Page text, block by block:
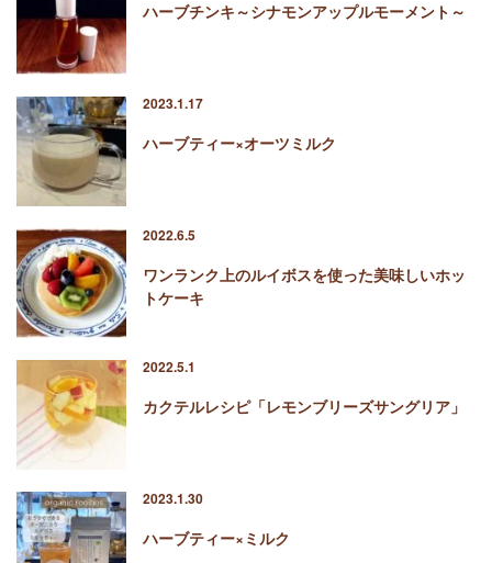
ハーブチンキ～シナモンアップルモーメント～
2023.1.17
ハーブティー×オーツミルク
2022.6.5
ワンランク上のルイボスを使った美味しいホッ
トケーキ
2022.5.1
カクテルレシピ「レモンブリーズサングリア」
2023.1.30
ハーブティー×ミルク